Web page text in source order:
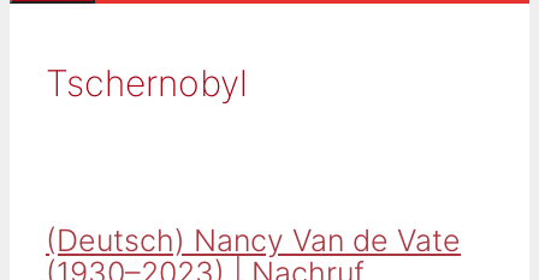
Tschernobyl
(Deutsch) Nancy Van de Vate